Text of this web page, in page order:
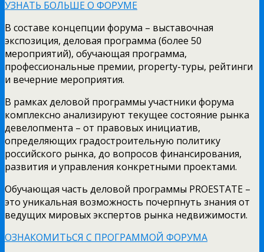
УЗНАТЬ БОЛЬШЕ О ФОРУМЕ
В составе концепции форума – выставочная
экспозиция, деловая программа (более 50
мероприятий), обучающая программа,
профессиональные премии, property-туры, рейтинги
и вечерние мероприятия.
В рамках деловой программы участники форума
комплексно анализируют текущее состояние рынка
девелопмента – от правовых инициатив,
определяющих градостроительную политику
российского рынка, до вопросов финансирования,
развития и управления конкретными проектами.
Обучающая часть деловой программы PROESTATE –
это уникальная возможность почерпнуть знания от
ведущих мировых экспертов рынка недвижимости.
ОЗНАКОМИТЬСЯ С ПРОГРАММОЙ ФОРУМА